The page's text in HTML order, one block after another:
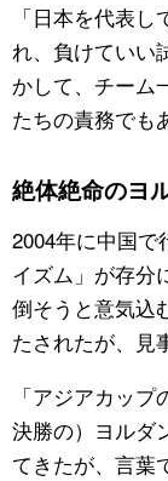
「日本を代表
れ、負けていい
かして、チーム
たちの責務でも
絶体絶命のヨ
2004年に中国で
イズム」が存分
倒そうと意気込
たされたが、見
「アジアカッ
決勝の）ヨルダ
てきたが、言葉